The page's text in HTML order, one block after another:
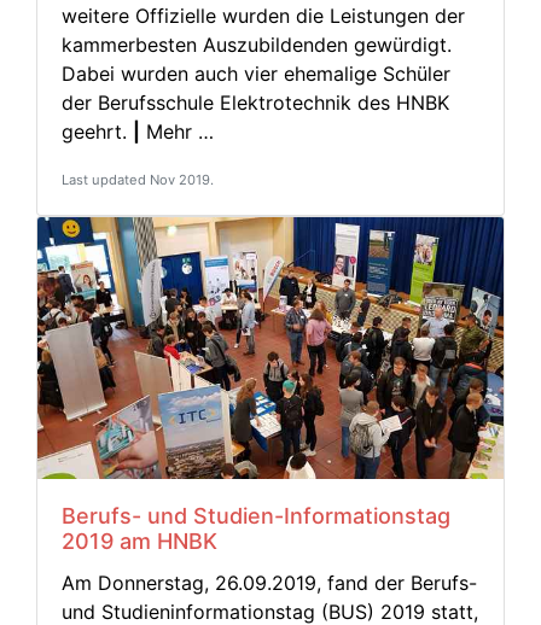
weitere Offizielle wurden die Leistungen der
kammerbesten Auszubildenden gewürdigt.
Dabei wurden auch vier ehemalige Schüler
der Berufsschule Elektrotechnik des HNBK
geehrt.
Mehr …
Last updated Nov 2019.
Berufs- und Studien-Informationstag
2019 am HNBK
Am Donnerstag, 26.09.2019, fand der Berufs-
und Studieninformationstag (BUS) 2019 statt,